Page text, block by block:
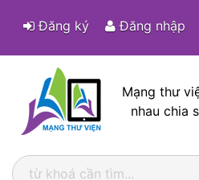
Đăng ký Đăng nhập
Mạng thư
nhau chia